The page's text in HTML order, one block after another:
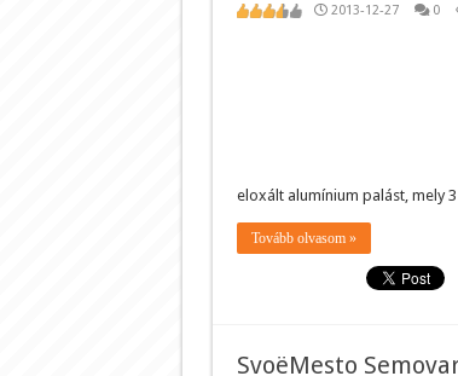
2013-12-27 0
eloxált alumínium palást, mely
Tovább olvasom »
SvoëMesto